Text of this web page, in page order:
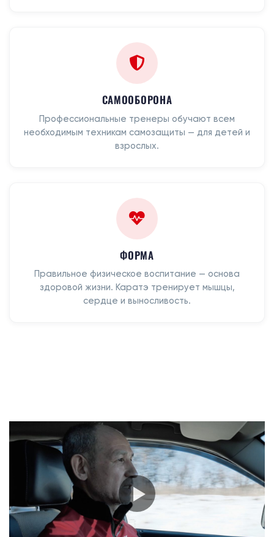
САМООБОРОНА
Профессиональные тренеры обучают всем
необходимым техникам самозащиты — для детей и
взрослых.
ФОРМА
Правильное физическое воспитание — основа
здоровой жизни. Каратэ тренирует мышцы,
сердце и выносливость.